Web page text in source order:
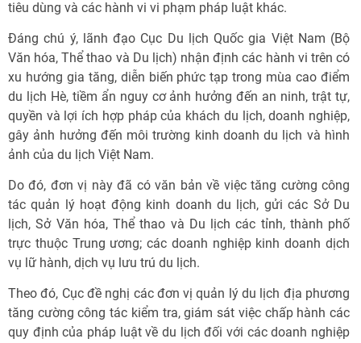
tiêu dùng và các hành vi vi phạm pháp luật khác.
Đáng chú ý, lãnh đạo Cục Du lịch Quốc gia Việt Nam (Bộ
Văn hóa, Thể thao và Du lịch) nhận định các hành vi trên có
xu hướng gia tăng, diễn biến phức tạp trong mùa cao điểm
du lịch Hè, tiềm ẩn nguy cơ ảnh hưởng đến an ninh, trật tự,
quyền và lợi ích hợp pháp của khách du lịch, doanh nghiệp,
gây ảnh hưởng đến môi trường kinh doanh du lịch và hình
ảnh của du lịch Việt Nam.
Do đó, đơn vị này đã có văn bản về việc tăng cường công
tác quản lý hoạt động kinh doanh du lịch, gửi các Sở Du
lịch, Sở Văn hóa, Thể thao và Du lịch các tỉnh, thành phố
trực thuộc Trung ương; các doanh nghiệp kinh doanh dịch
vụ lữ hành, dịch vụ lưu trú du lịch.
Theo đó, Cục đề nghị các đơn vị quản lý du lịch địa phương
tăng cường công tác kiểm tra, giám sát việc chấp hành các
quy định của pháp luật về du lịch đối với các doanh nghiệp